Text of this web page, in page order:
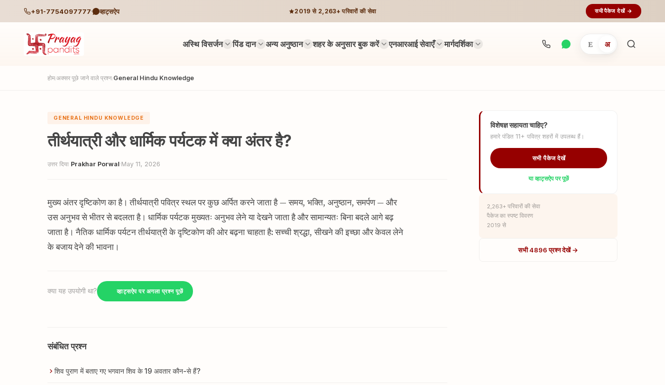
+91-7754097777 व्हाट्सऐप 2019 से 2,263+ परिवारों की सेवा सभी पैकेज देखें →
अस्थि विसर्जन पिंड दान अन्य अनुष्ठान शहर के अनुसार बुक करें एनआरआई सेवाएँ मार्गदर्शिका E अ
अनुष्ठान
होम/अक्सर पूछे जाने वाले प्रश्न/General Hindu Knowledge
GENERAL HINDU KNOWLEDGE
तीर्थयात्री और धार्मिक पर्यटक में क्या अंतर है?
उत्तर दिया Prakhar Porwal·May 11, 2026
मुख्य अंतर दृष्टिकोण का है। तीर्थयात्री पवित्र स्थल पर कुछ अर्पित करने जाता है — समय, भक्ति, अनुष्ठान, समर्पण — और
उस अनुभव से भीतर से बदलता है। धार्मिक पर्यटक मुख्यतः अनुभव लेने या देखने जाता है और सामान्यतः बिना बदले आगे बढ़
जाता है। नैतिक धार्मिक पर्यटन तीर्थयात्री के दृष्टिकोण की ओर बढ़ना चाहता है: सच्ची श्रद्धा, सीखने की इच्छा और केवल लेने
के बजाय देने की भावना।
क्या यह उपयोगी था? व्हाट्सऐप पर अगला प्रश्न पूछें
संबंधित प्रश्न
शिव पुराण में बताए गए भगवान शिव के 19 अवतार कौन-से हैं?
विशेषज्ञ सहायता चाहिए?
हमारे पंडित 11+ पवित्र शहरों में उपलब्ध हैं।
सभी पैकेज देखें
या व्हाट्सऐप पर पूछें
2,263+ परिवारों की सेवा
पैकेज का स्पष्ट विवरण
2019 से
सभी 4896 प्रश्न देखें →